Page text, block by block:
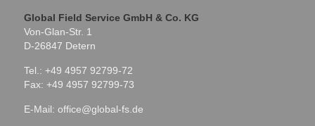
Global Field Service GmbH & Co. KG
Von-Glan-Str. 1
D-26847 Detern
Tel.: +49 4957 92799-72
Fax: +49 4957 92799-73
E-Mail: office@global-fs.de